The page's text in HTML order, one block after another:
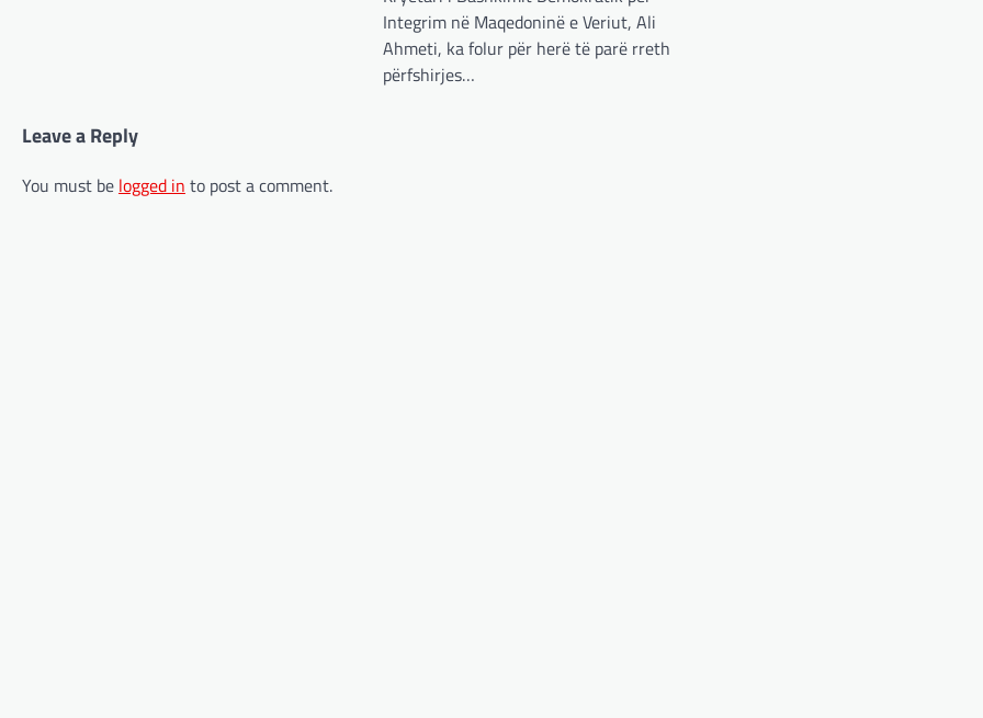
Integrim në Maqedoninë e Veriut, Ali
Ahmeti, ka folur për herë të parë rreth
përfshirjes…
Leave a Reply
You must be logged in to post a comment.